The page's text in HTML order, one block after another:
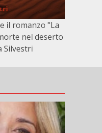
il romanzo "La
nel deserto
Silvestri